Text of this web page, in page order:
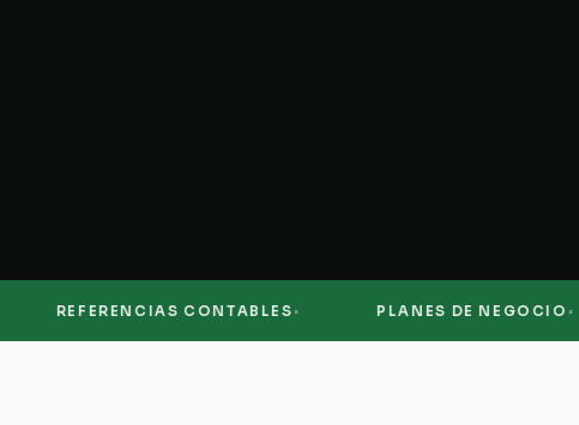
CONTABLES· PLANES DE NEGOCIO·